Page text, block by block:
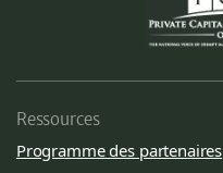
Ressources
Programme des partenaires